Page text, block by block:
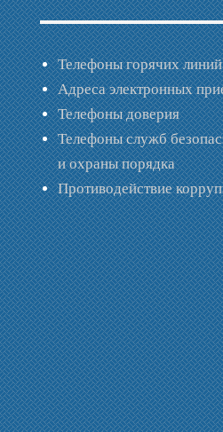
Телефоны горячих линий
Адреса электронных
Телефоны доверия
Телефоны служб
и охраны порядка
Противодействие